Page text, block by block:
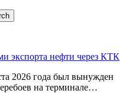
экспорта нефти через КТК
2026 года был вынужден
на терминале…